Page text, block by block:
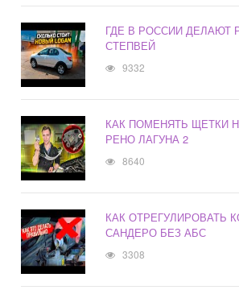
ГДЕ В РОССИИ ДЕЛАЮТ
СТЕПВЕЙ
9332
КАК ПОМЕНЯТЬ ЩЕТКИ
РЕНО ЛАГУНА 2
8640
КАК ОТРЕГУЛИРОВАТЬ
САНДЕРО БЕЗ АБС
3308